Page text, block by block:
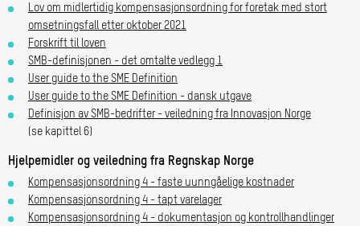
Lov om midlertidig kompensasjonsordning for foretak med stort
omsetningsfall etter oktober 2021
Forskrift til loven
SMB-definisjonen - det omtalte vedlegg 1
User guide to the SME Definition
User guide to the SME Definition - dansk utgave
Definisjon av SMB-bedrifter - veiledning fra Innovasjon Norge
(se kapittel 6)
Hjelpemidler og veiledning fra Regnskap Norge
Kompensasjonsordning 4 - faste uunngåelige kostnader
Kompensasjonsordning 4 - tapt varelager
Kompensasjonsordning 4 - dokumentasjon og kontrollhandlinger